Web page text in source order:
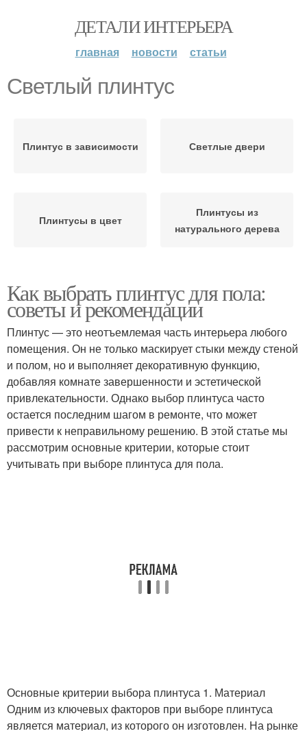
ДЕТАЛИ ИНТЕРЬЕРА
главная новости статьи
Светлый плинтус
Плинтус в зависимости Светлые двери
Плинтусы в цвет
Плинтусы из
натурального дерева
Как выбрать плинтус для пола:
советы и рекомендации
Плинтус — это неотъемлемая часть интерьера любого
помещения. Он не только маскирует стыки между стеной
и полом, но и выполняет декоративную функцию,
добавляя комнате завершенности и эстетической
привлекательности. Однако выбор плинтуса часто
остается последним шагом в ремонте, что может
привести к неправильному решению. В этой статье мы
рассмотрим основные критерии, которые стоит
учитывать при выборе плинтуса для пола.
Основные критерии выбора плинтуса 1. Материал
Одним из ключевых факторов при выборе плинтуса
является материал, из которого он изготовлен. На рынке